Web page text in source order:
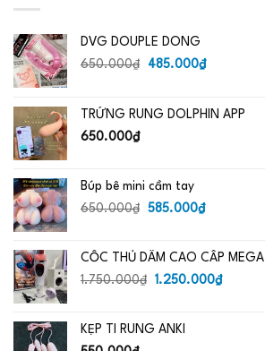
DVG DOUPLE DONG
650.000₫
Giá
650.000₫.
485.000₫Giá
là:
TRỨNG RUNG DOLPHIN APP
650.000₫
Búp bê mini cầm tay
650.000₫
Giá
650.000₫.
585.000₫Giá
là:
585.000₫.
CỐC THỦ DÂM CAO CẤP MEGA
1.750.000₫
Giá
1.750.000₫.
1.250.000₫Giá
KẸP TI RUNG ANKI